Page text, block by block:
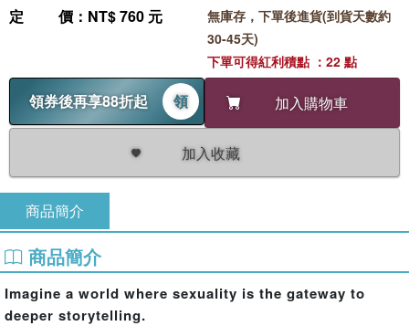
定價 ：NT$ 760 元
領券後再享88折起 領 加入購物車
加入收藏
無庫存，下單後進貨(到貨天數約
30-45天)
下單可得紅利積點 ：22 點
商品簡介
商品簡介
Imagine a world where sexuality is the gateway to
deeper storytelling.